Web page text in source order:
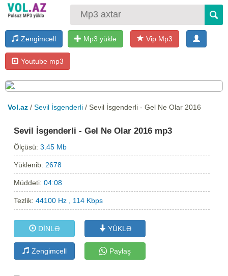
Zengimcell Mp3 yüklə Vip Mp3
Youtube mp3
Vol.az / Sevil İsgenderli / Sevil İsgenderli - Gel Ne Olar 2016
Sevil İsgenderli - Gel Ne Olar 2016 mp3
Ölçüsü:3.45 Mb
Yüklənib: 2678
Müddəti:04:08
Tezlik:44100 Hz , 114 Kbps
DİNLƏ YÜKLƏ
Zengimcell Paylaş